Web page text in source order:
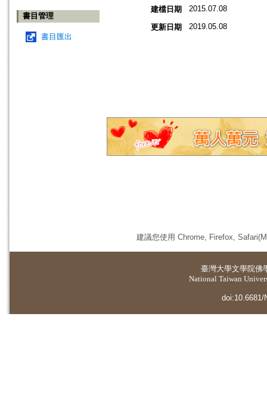
書目管理
書目匯出
建檔日期 2015.07.08
更新日期 2019.05.08
建議您使用 Chrome, Firefox,
臺灣大學文學院佛
National Taiwan
doi:10.6681/